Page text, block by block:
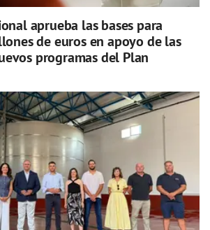
aprueba las bases para
de euros en apoyo de las
programas del Plan